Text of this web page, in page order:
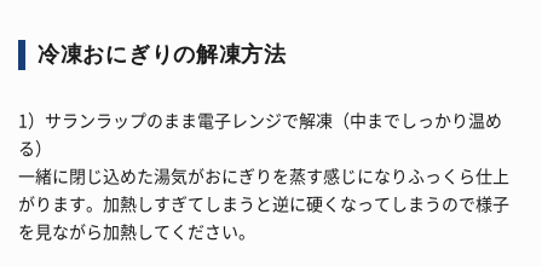
冷凍おにぎりの解凍方法
1）サランラップのまま電子レンジで解凍（中までしっかり温め
る）
一緒に閉じ込めた湯気がおにぎりを蒸す感じになりふっくら仕上
がります。加熱しすぎてしまうと逆に硬くなってしまうので様子
を見ながら加熱してください。